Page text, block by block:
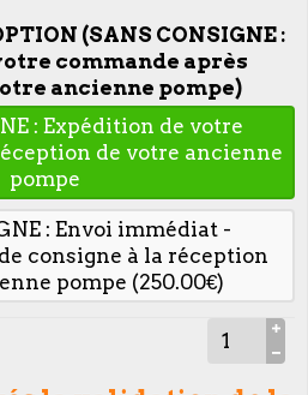
(SANS CONSIGNE :
commande après
ancienne pompe)
: Expédition de votre
de votre ancienne
pompe
: Envoi immédiat -
consigne à la réception
pompe (250.00€)